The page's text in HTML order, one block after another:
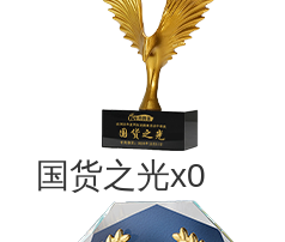
国货之光x0